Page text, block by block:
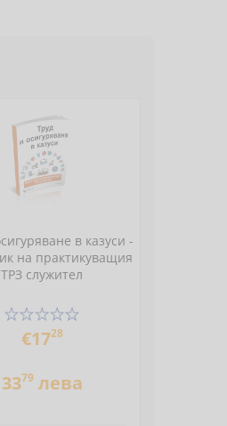
в казуси -
на практикуващия
ТРЗ служител
€1728
3379лева